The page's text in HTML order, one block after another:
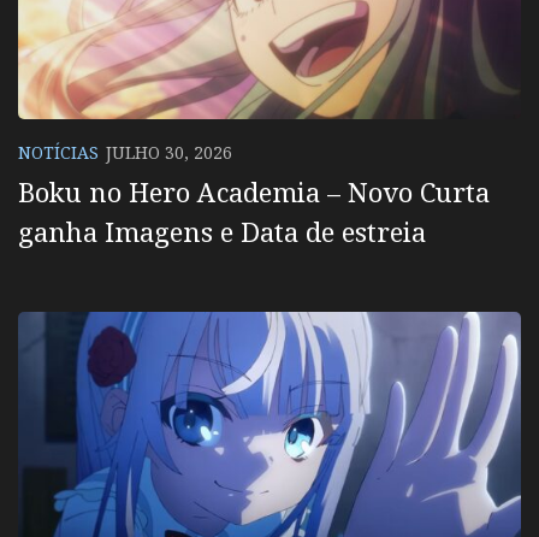
NOTÍCIAS JULHO 30, 2026
Boku no Hero Academia – Novo Curta
ganha Imagens e Data de estreia